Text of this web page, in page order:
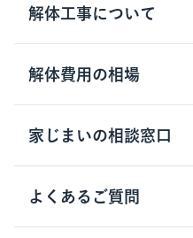
サービスの流れ
サービスのメリット
クラッソーネの自治体連携
解体工事について
解体工事の基礎知識
解体工事に関わる法律
用語集
解体費用の相場
木造住宅の相場
鉄骨造住宅の相場
RC造住宅の相場
家じまいの相談窓口
家じまいの相談窓口
よくあるご質問